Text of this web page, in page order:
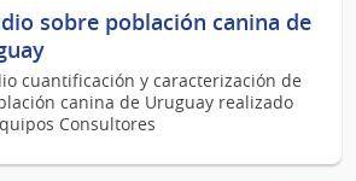
sobre población canina de
cuantificación y caracterización de
canina de Uruguay realizado
Consultores